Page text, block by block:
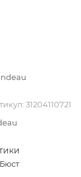
31204110721
Бюст